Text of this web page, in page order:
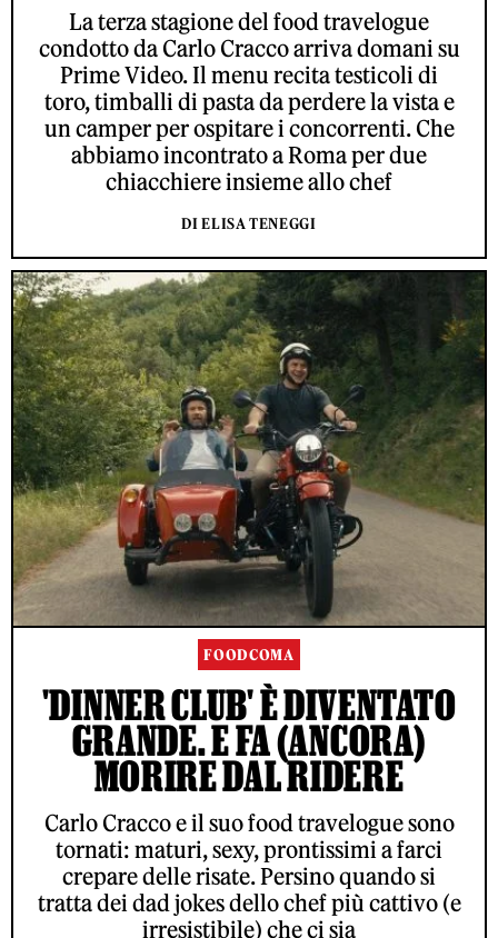
La terza stagione del food travelogue
condotto da Carlo Cracco arriva domani su
Prime Video. Il menu recita testicoli di
toro, timballi di pasta da perdere la vista e
un camper per ospitare i concorrenti. Che
abbiamo incontrato a Roma per due
chiacchiere insieme allo chef
DI ELISA TENEGGI
FOODCOMA
'DINNER CLUB' È DIVENTATO
GRANDE. E FA (ANCORA)
MORIRE DAL RIDERE
Carlo Cracco e il suo food travelogue sono
tornati: maturi, sexy, prontissimi a farci
crepare delle risate. Persino quando si
tratta dei dad jokes dello chef più cattivo (e
irresistibile) che ci sia